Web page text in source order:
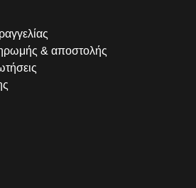
& αποστολής